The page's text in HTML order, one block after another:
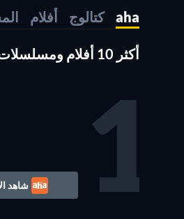
تهانينا. أنتم الآن تستخدمون
(التي تطالعونها الآن). كما
aha كتالوج أفلام
أكثر 10 أفلام ومسلسلات تلفزيونية مشاهدةً على aha
1 شاهد